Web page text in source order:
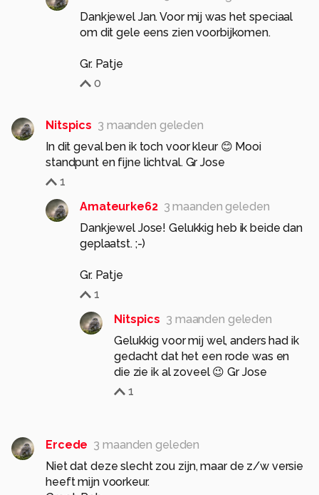
Dankjewel Jan. Voor mij was het speciaal
om dit gele eens zien voorbijkomen.
Gr. Patje
0
Nitspics 3 maanden geleden
In dit geval ben ik toch voor kleur 😊 Mooi
standpunt en fijne lichtval. Gr Jose
1
Amateurke62 3 maanden geleden
Dankjewel Jose! Gelukkig heb ik beide dan
geplaatst. ;-)
Gr. Patje
1
Nitspics 3 maanden geleden
Gelukkig voor mij wel, anders had ik
gedacht dat het een rode was en
die zie ik al zoveel 😉 Gr Jose
1
Ercede 3 maanden geleden
Niet dat deze slecht zou zijn, maar de z/w versie
heeft mijn voorkeur.